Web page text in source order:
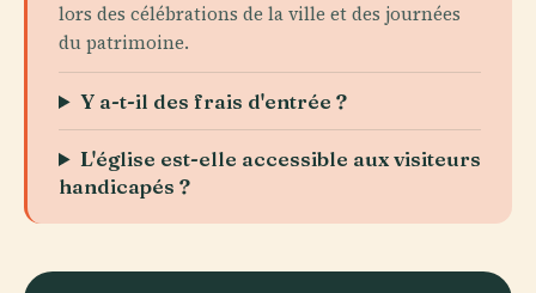
lors des célébrations de la ville et des journées
du patrimoine.
Y a-t-il des frais d'entrée ?
L'église est-elle accessible aux visiteurs
handicapés ?